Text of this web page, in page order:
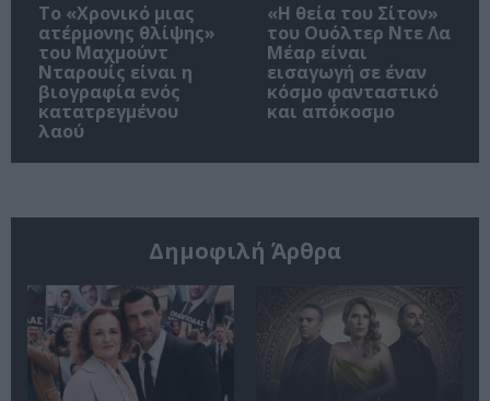
Το «Χρονικό μιας
ατέρμονης θλίψης»
του Μαχμούντ
Νταρουίς είναι η
βιογραφία ενός
κατατρεγμένου
λαού
«Η θεία του Σίτον»
του Ουόλτερ Ντε Λα
Μέαρ είναι
εισαγωγή σε έναν
κόσμο φανταστικό
και απόκοσμο
Δημοφιλή Άρθρα